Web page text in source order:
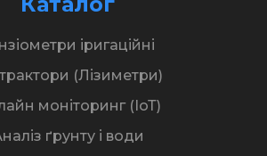
іригаційні
(Лізиметри)
моніторинг (ІоТ)
ґрунту і води